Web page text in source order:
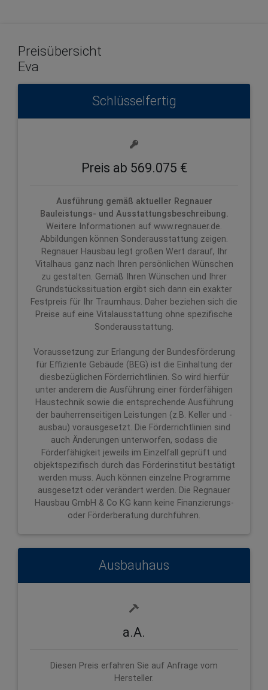
Preisübersicht
Eva
Schlüsselfertig
Preis ab 569.075 €
Ausführung gemäß aktueller Regnauer
Bauleistungs- und Ausstattungsbeschreibung.
Weitere Informationen auf www.regnauer.de.
Abbildungen können Sonderausstattung zeigen.
Regnauer Hausbau legt großen Wert darauf, Ihr
Vitalhaus ganz nach Ihren persönlichen Wünschen
zu gestalten. Gemäß Ihren Wünschen und Ihrer
Grundstückssituation ergibt sich dann ein exakter
Festpreis für Ihr Traumhaus. Daher beziehen sich die
Preise auf eine Vitalausstattung ohne spezifische
Sonderausstattung.
Voraussetzung zur Erlangung der Bundesförderung
für Effiziente Gebäude (BEG) ist die Einhaltung der
diesbezüglichen Förderrichtlinien. So wird hierfür
unter anderem die Ausführung einer förderfähigen
Haustechnik sowie die entsprechende Ausführung
der bauherrenseitigen Leistungen (z.B. Keller und -
ausbau) vorausgesetzt. Die Förderrichtlinien sind
auch Änderungen unterworfen, sodass die
Förderfähigkeit jeweils im Einzelfall geprüft und
objektspezifisch durch das Förderinstitut bestätigt
werden muss. Auch können einzelne Programme
ausgesetzt oder verändert werden. Die Regnauer
Hausbau GmbH & Co KG kann keine Finanzierungs-
oder Förderberatung durchführen.
Ausbauhaus
a.A.
Diesen Preis erfahren Sie auf Anfrage vom
Hersteller.